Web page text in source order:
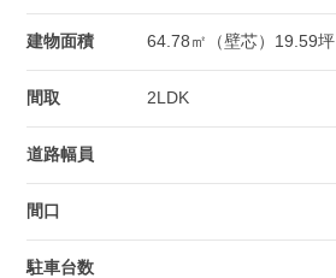
建物面積 64.78㎡（壁芯）19.59坪
間取 2LDK
道路幅員
間口
駐車台数